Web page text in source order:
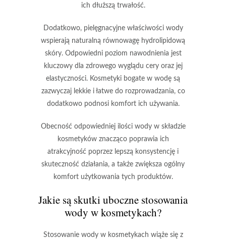
ich dłuższą trwałość.
Dodatkowo, pielęgnacyjne właściwości wody
wspierają naturalną równowagę hydrolipidową
skóry. Odpowiedni poziom nawodnienia jest
kluczowy dla zdrowego wyglądu cery oraz jej
elastyczności. Kosmetyki bogate w wodę są
zazwyczaj lekkie i łatwe do rozprowadzania, co
dodatkowo podnosi komfort ich używania.
Obecność odpowiedniej ilości wody w składzie
kosmetyków znacząco poprawia ich
atrakcyjność poprzez lepszą konsystencję i
skuteczność działania, a także zwiększa ogólny
komfort użytkowania tych produktów.
Jakie są skutki uboczne stosowania
wody w kosmetykach?
Stosowanie wody w kosmetykach wiąże się z